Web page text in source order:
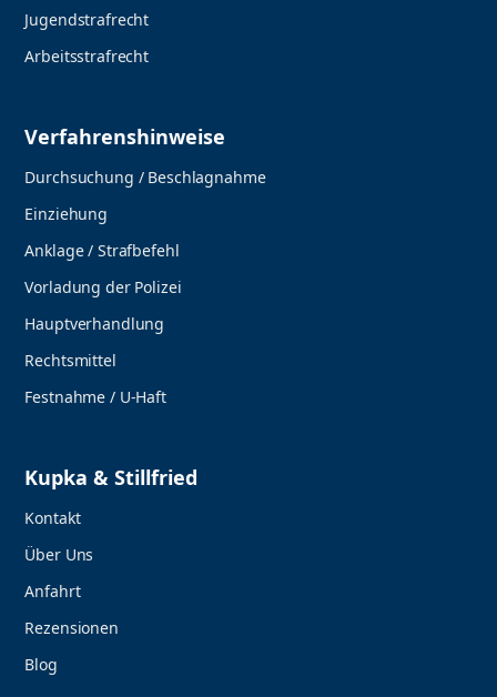
Jugendstrafrecht
Arbeitsstrafrecht
Verfahrenshinweise
Durchsuchung / Beschlagnahme
Einziehung
Anklage / Strafbefehl
Vorladung der Polizei
Hauptverhandlung
Rechtsmittel
Festnahme / U-Haft
Kupka & Stillfried
Kontakt
Über Uns
Anfahrt
Rezensionen
Blog